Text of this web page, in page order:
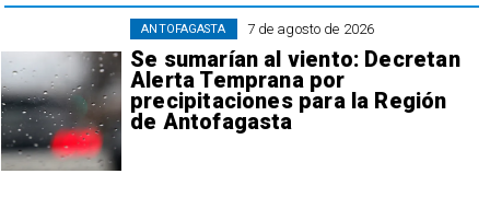
7 de agosto de 2026
Se sumarían al viento: Decretan
Alerta Temprana por
precipitaciones para la Región
de Antofagasta
ANTOFAGASTA